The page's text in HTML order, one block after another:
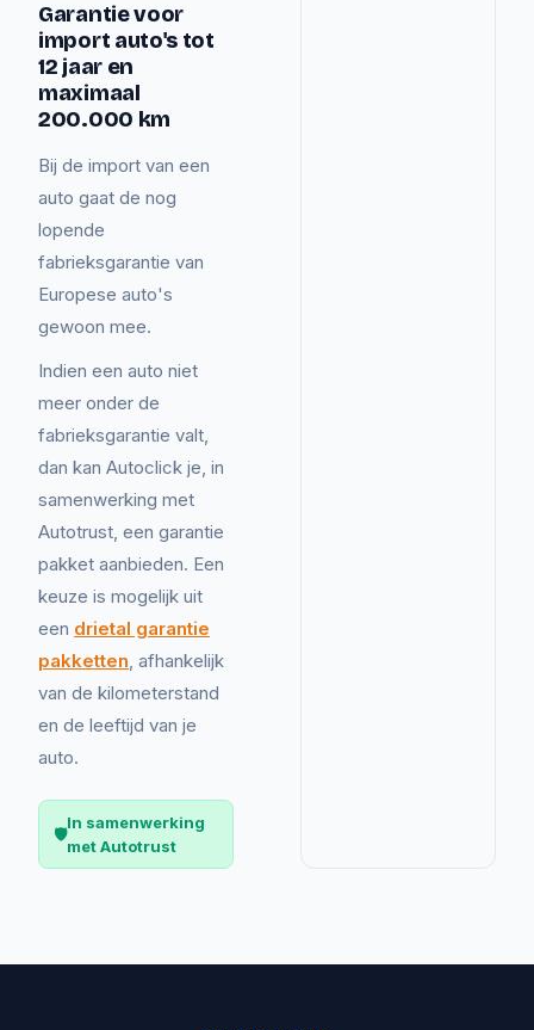
Garantie voor
import auto's tot
12 jaar en
maximaal
200.000 km
Bij de import van een
auto gaat de nog
lopende
fabrieksgarantie van
Europese auto's
gewoon mee.
Indien een auto niet
meer onder de
fabrieksgarantie valt,
dan kan Autoclick je, in
samenwerking met
Autotrust, een garantie
pakket aanbieden. Een
keuze is mogelijk uit
een drietal garantie
pakketten, afhankelijk
van de kilometerstand
en de leeftijd van je
auto.
🛡️
In samenwerking
met Autotrust